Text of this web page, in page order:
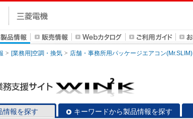
[業務用]空調・換気 店舗・事務所用パッケージエアコン(Mr.SLIM)
情報を探す キーワードから製品情報を探す